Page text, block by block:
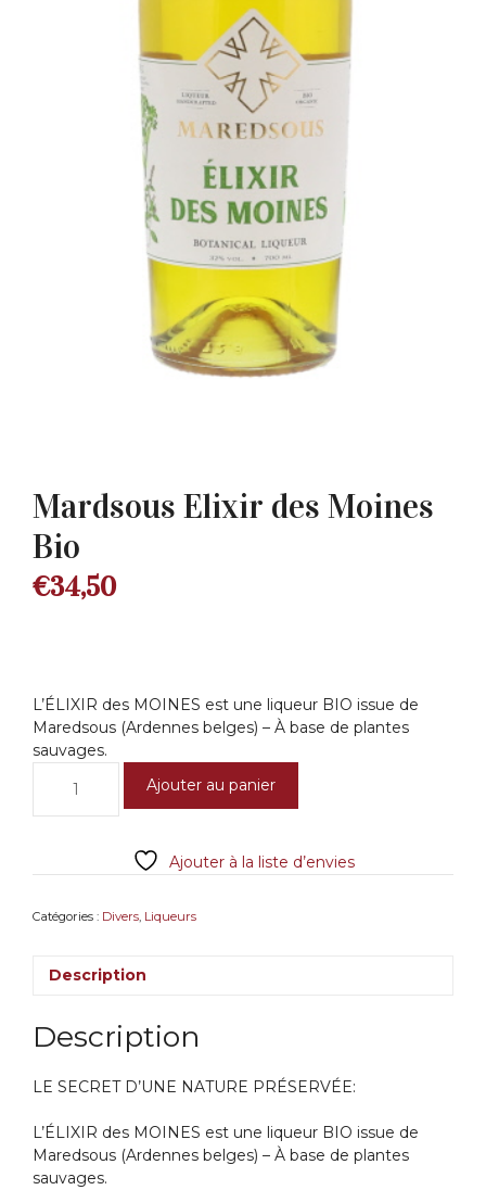
Mardsous Elixir des Moines
Bio
€34,50
L’ÉLIXIR des MOINES est une liqueur BIO issue de
Maredsous (Ardennes belges) – À base de plantes
sauvages.
Mardsous
Bio
Ajouter au panier
Ajouter à la liste d’envies
Catégories : Divers Liqueurs
Description
Description
LE SECRET D’UNE NATURE PRÉSERVÉE:
L’ÉLIXIR des MOINES est une liqueur BIO issue de
Maredsous (Ardennes belges) – À base de plantes
sauvages.